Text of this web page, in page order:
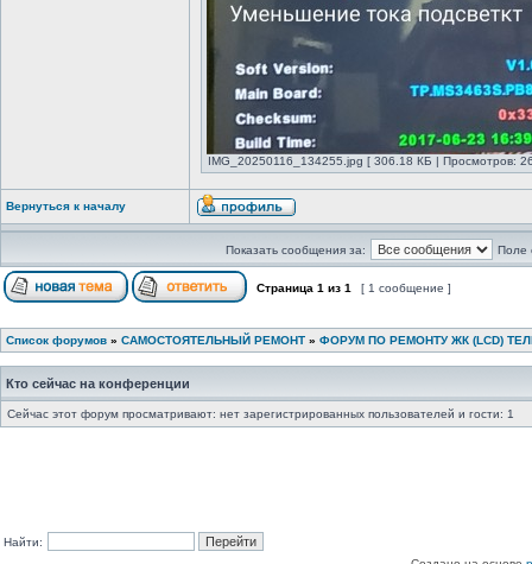
IMG_20250116_134255.jpg [ 306.18 КБ | Просмотров:
Вернуться к началу
Показать сообщения за: Поле
Страница 1 из 1 [ 1 сообщение ]
Список форумов » САМОСТОЯТЕЛЬНЫЙ РЕМОНТ » ФОРУМ ПО РЕМОНТУ ЖК (LCD)
Кто сейчас на конференции
Сейчас этот форум просматривают: нет зарегистрированных пользователей и гости: 1
Найти: